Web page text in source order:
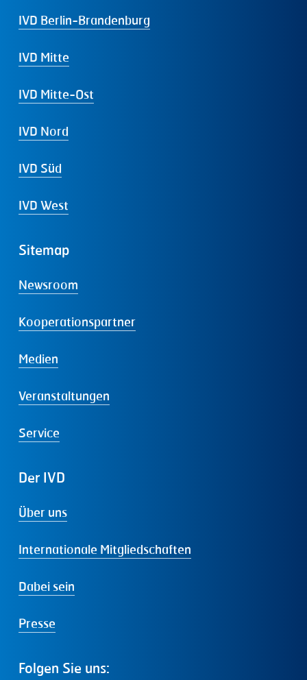
IVD Berlin-Brandenburg
IVD Mitte
IVD Mitte-Ost
IVD Nord
IVD Süd
IVD West
Sitemap
Newsroom
Kooperationspartner
Medien
Veranstaltungen
Service
Der IVD
Über uns
Internationale Mitgliedschaften
Dabei sein
Presse
Folgen Sie uns: